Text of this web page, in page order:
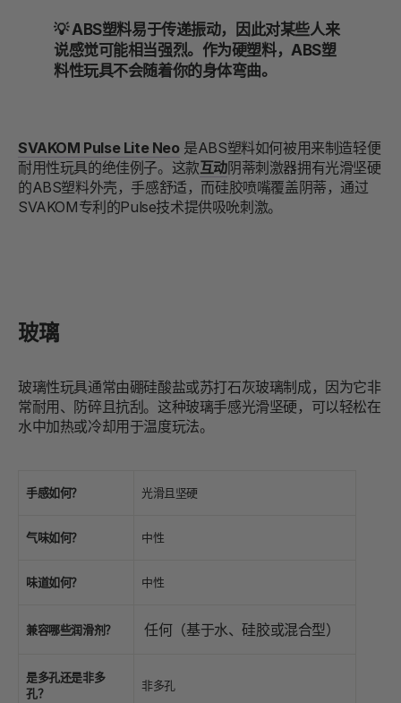
💡 ABS塑料易于传递振动，因此对某些人来
说感觉可能相当强烈。作为硬塑料，ABS塑
料性玩具不会随着你的身体弯曲。
SVAKOM Pulse Lite Neo是ABS塑料如何被用来制造轻便
耐用性玩具的绝佳例子。这款互动阴蒂刺激器拥有光滑坚硬
的ABS塑料外壳，手感舒适，而硅胶喷嘴覆盖阴蒂，通过
SVAKOM专利的Pulse技术提供吸吮刺激。
玻璃
玻璃性玩具通常由硼硅酸盐或苏打石灰玻璃制成，因为它非
常耐用、防碎且抗刮。这种玻璃手感光滑坚硬，可以轻松在
水中加热或冷却用于温度玩法。
手感如何？ 光滑且坚硬
气味如何？ 中性
味道如何？ 中性
兼容哪些润滑剂？ 任何（基于水、硅胶或混合型）
是多孔还是非多
孔？
非多孔